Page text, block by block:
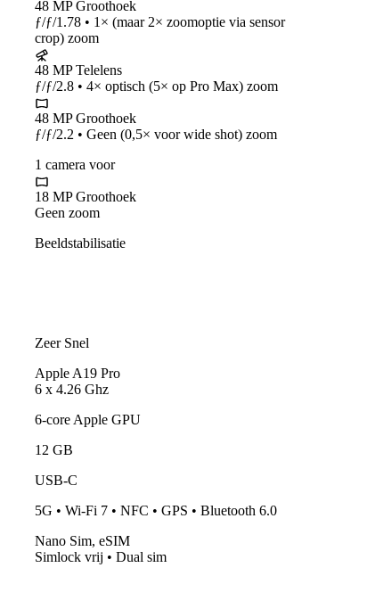
48 MPGroothoek
ƒ/ƒ/1.78 • 1× (maar 2× zoomoptie via sensor
crop) zoom
48 MPTelelens
ƒ/ƒ/2.8 • 4× optisch (5× op Pro Max) zoom
48 MPGroothoek
ƒ/ƒ/2.2 • Geen (0,5× voor wide shot) zoom
1 camera voor
18 MPGroothoek
Geen zoom
Beeldstabilisatie
Zeer Snel
Apple A19 Pro
6 x 4.26 Ghz
6-core Apple GPU
12 GB
USB-C
5G • Wi-Fi 7 • NFC • GPS • Bluetooth 6.0
Nano Sim, eSIM
Simlock vrij • Dual sim